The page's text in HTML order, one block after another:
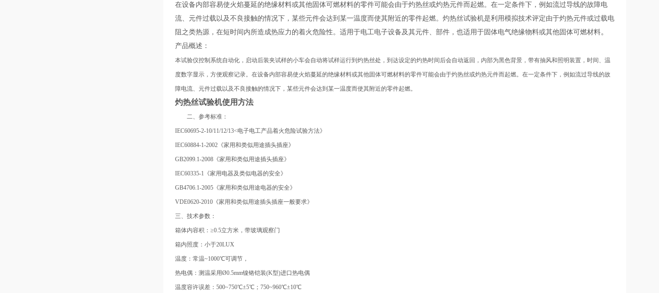
在设备内部容易使火焰蔓延的绝缘材料或其他固体可燃材料的零件可能会由于灼热丝或灼热元件而起燃。在一定条件下，例如流过导线的故障电
流、元件过载以及不良接触的情况下，某些元件会达到某一温度而使其附近的零件起燃。灼热丝试验机是利用模拟技术评定由于灼热元件或过载电
阻之类热源，在短时间内所造成热应力的着火危险性。适用于电工电子设备及其元件、部件，也适用于固体电气绝缘物料或其他固体可燃材料。
产品概述：
本试验仪控制系统自动化，启动后装夹试样的小车会自动将试样运行到灼热丝处，到达设定的灼热时间后会自动返回，内部为黑色背景，带有抽风和照明装置，时间、温
度数字显示，方便观察记录。在设备内部容易使火焰蔓延的绝缘材料或其他固体可燃材料的零件可能会由于灼热丝或灼热元件而起燃。在一定条件下，例如流过导线的故
障电流、元件过载以及不良接触的情况下，某些元件会达到某一温度而使其附近的零件起燃。
灼热丝试验机使用方法
二、参考标准：
IEC60695-2-10/11/12/13<电子电工产品着火危险试验方法》
IEC60884-1-2002《家用和类似用途插头插座》
GB2099.1-2008《家用和类似用途插头插座》
IEC60335-1《家用电器及类似电器的安全》
GB4706.1-2005《家用和类似用途电器的安全》
VDE0620-2010《家用和类似用途插头插座一般要求》
三、技术参数：
箱体内容积：≥0.5立方米，带玻璃观察门
箱内照度：小于20LUX
温度：常温~1000℃可调节，
热电偶：测温采用Ø0.5mm镍铬铠装(K型)进口热电偶
温度容许误差：500~750℃±5℃；750~960℃±10℃